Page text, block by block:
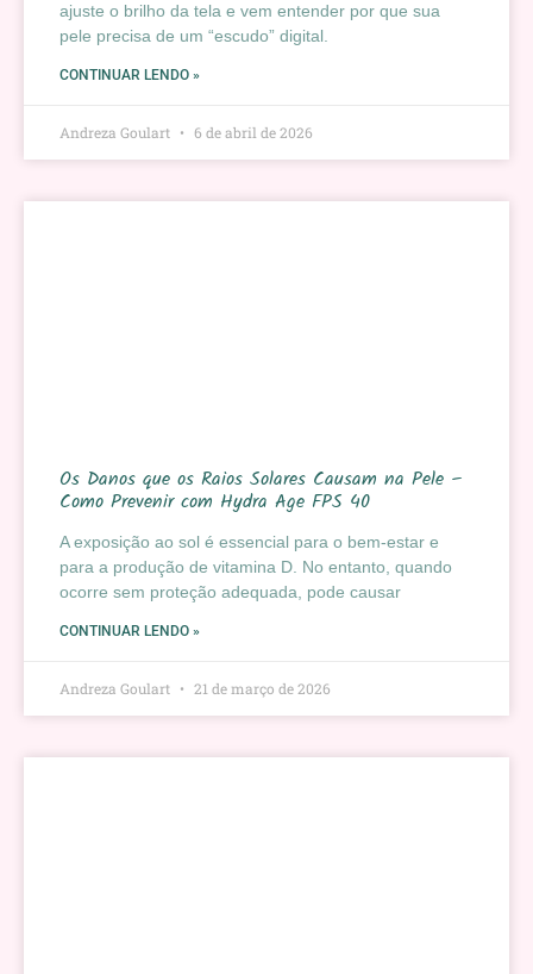
ajuste o brilho da tela e vem entender por que sua
pele precisa de um “escudo” digital.
CONTINUAR LENDO »
Andreza Goulart 6 de abril de 2026
Os Danos que os Raios Solares Causam na Pele –
Como Prevenir com Hydra Age FPS 40
A exposição ao sol é essencial para o bem-estar e
para a produção de vitamina D. No entanto, quando
ocorre sem proteção adequada, pode causar
CONTINUAR LENDO »
Andreza Goulart 21 de março de 2026